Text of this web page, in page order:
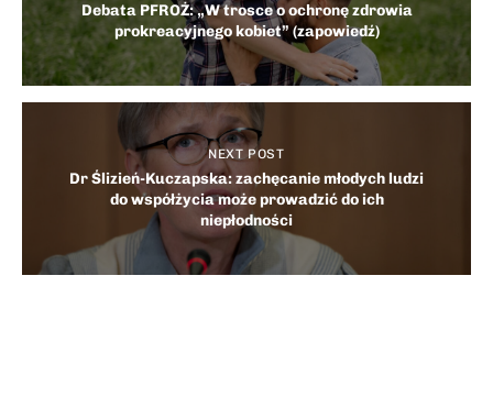
Debata PFROŻ: „W trosce o ochronę zdrowia
prokreacyjnego kobiet” (zapowiedź)
NEXT POST
Dr Ślizień-Kuczapska: zachęcanie młodych ludzi
do współżycia może prowadzić do ich
niepłodności